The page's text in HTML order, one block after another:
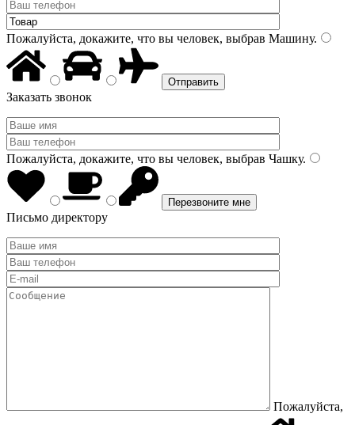
Пожалуйста, докажите, что вы человек, выбрав Машину.
Заказать звонок
Пожалуйста, докажите, что вы человек, выбрав Чашку.
Письмо директору
Пожалуйста,